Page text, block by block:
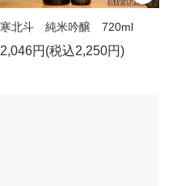
寒北斗 純米吟醸 720ml
2,046円(税込2,250円)